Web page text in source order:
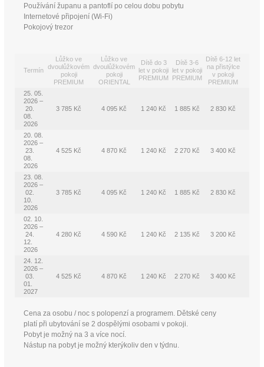
Používání županu a pantoflí po celou dobu pobytu
Internetové připojení (Wi-Fi)
Pokojový trezor
Termín
Lůžko ve
dvoulůžkovém
pokoji
PREMIUM
Lůžko ve
dvoulůžkovém
pokoji
ORIENTAL
Dítě do 3
let v pokoji
PREMIUM
Dítě 3-6
let v pokoji
PREMIUM
Dítě 6-12 let
na přistýlce
v pokoji
PREMIUM
25. 05.
2026 –
20.
08.
2026
3 785 Kč 4 095 Kč 1 240 Kč 1 885 Kč 2 830 Kč
20. 08.
2026 –
23.
08.
2026
4 525 Kč 4 870 Kč 1 240 Kč 2 270 Kč 3 400 Kč
23. 08.
2026 –
02.
10.
2026
3 785 Kč 4 095 Kč 1 240 Kč 1 885 Kč 2 830 Kč
02. 10.
2026 –
24.
12.
2026
4 280 Kč 4 590 Kč 1 240 Kč 2 135 Kč 3 200 Kč
24. 12.
2026 –
03.
01.
2027
4 525 Kč 4 870 Kč 1 240 Kč 2 270 Kč 3 400 Kč
Cena za osobu / noc s polopenzí a programem. Dětské ceny
platí při ubytování se 2 dospělými osobami v pokoji.
Pobyt je možný na 3 a více nocí.
Nástup na pobyt je možný kterýkoliv den v týdnu.